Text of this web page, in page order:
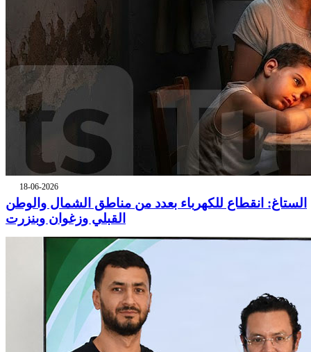
18-06-2026
الستاغ: انقطاع للكهرباء بعدد من مناطق الشمال والوطن
القبلي وزغوان وبنزرت